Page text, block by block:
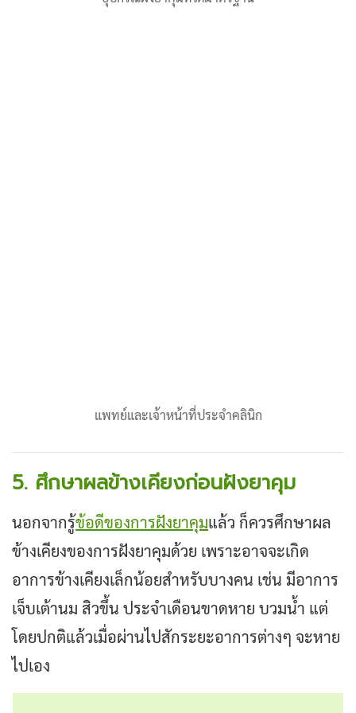
แพทย์และเจ้าหน้าที่ประจำคลินิก
5. ศึกษาผลข้างเคียงก่อนฝังยาคุม
นอกจากรู้ข้อดีของการฝังยาคุมแล้ว ก็ควรศึกษาผล
ข้างเคียงของการฝังยาคุมด้วย เพราะอาจจะเกิด
อาการข้างเคียงเล็กน้อยสำหรับบางคน เช่น มีอาการ
เจ็บเต้านม สิวขึ้น ประจำเดือนขาดหาย บวมน้ำ แต่
โดยปกติแล้วเมื่อผ่านไปสักระยะอาการต่างๆ จะหาย
ไปเอง